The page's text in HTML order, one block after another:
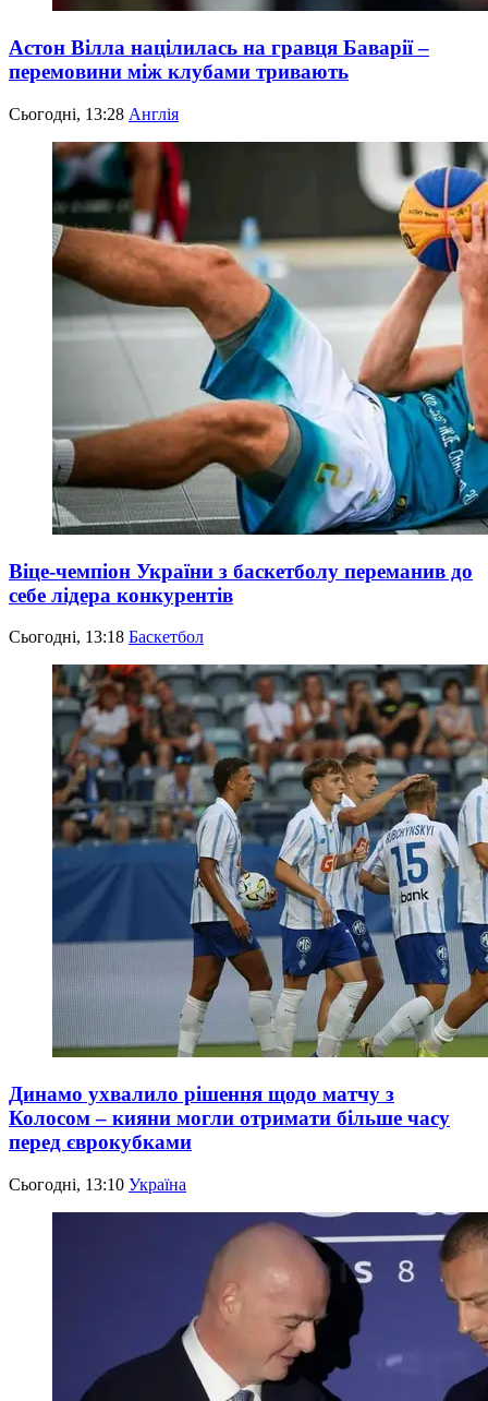
Астон Вілла націлилась на гравця Баварії –
перемовини між клубами тривають
Сьогодні, 13:28 Англія
Віце-чемпіон України з баскетболу переманив до
себе лідера конкурентів
Сьогодні, 13:18 Баскетбол
Динамо ухвалило рішення щодо матчу з
Колосом – кияни могли отримати більше часу
перед єврокубками
Сьогодні, 13:10 Україна